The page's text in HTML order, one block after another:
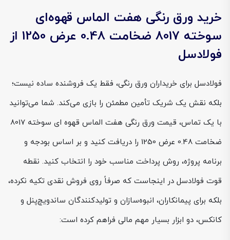
خرید ورق رنگی هفت الماس قهوه‌ای
سوخته 8017 ضخامت 0.48 عرض 1250 از
فولادسل
فولادسل برای خریداران ورق رنگی، فقط یک فروشنده ساده نیست؛
بلکه نقش یک شریک تأمین مطمئن را بازی می‌کند. شما می‌توانید
با یک تماس، قیمت ورق رنگی هفت الماس قهوه ای سوخته 8017
ضخامت 0.48 عرض 1250 را دریافت کنید و بر اساس بودجه و
برنامه پروژه، روش پرداخت مناسب خود را انتخاب کنید. نقطه
قوت فولادسل در اینجاست که صرفاً روی فروش نقدی تکیه نکرده،
بلکه برای پیمانکاران، انبوه‌سازان و تولیدکنندگان ساندویچ‌پنل و
کانکس، دو ابزار بسیار مهم مالی فراهم کرده است: